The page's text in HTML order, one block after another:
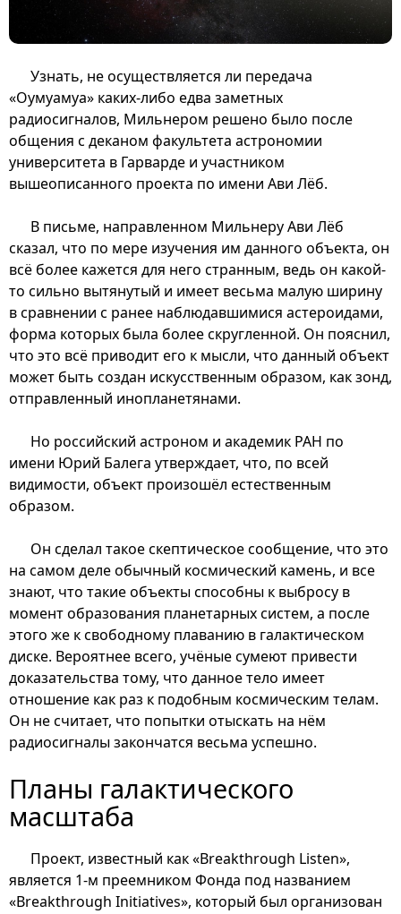
Узнать, не осуществляется ли передача
«Оумуамуа» каких-либо едва заметных
радиосигналов, Мильнером решено было после
общения с деканом факультета астрономии
университета в Гарварде и участником
вышеописанного проекта по имени Ави Лёб.
В письме, направленном Мильнеру Ави Лёб
сказал, что по мере изучения им данного объекта, он
всё более кажется для него странным, ведь он какой-
то сильно вытянутый и имеет весьма малую ширину
в сравнении с ранее наблюдавшимися астероидами,
форма которых была более скругленной. Он пояснил,
что это всё приводит его к мысли, что данный объект
может быть создан искусственным образом, как зонд,
отправленный инопланетянами.
Но российский астроном и академик РАН по
имени Юрий Балега утверждает, что, по всей
видимости, объект произошёл естественным
образом.
Он сделал такое скептическое сообщение, что это
на самом деле обычный космический камень, и все
знают, что такие объекты способны к выбросу в
момент образования планетарных систем, а после
этого же к свободному плаванию в галактическом
диске. Вероятнее всего, учёные сумеют привести
доказательства тому, что данное тело имеет
отношение как раз к подобным космическим телам.
Он не считает, что попытки отыскать на нём
радиосигналы закончатся весьма успешно.
Планы галактического
масштаба
Проект, известный как «Breakthrough Listen»,
является 1-м преемником Фонда под названием
«Breakthrough Initiatives», который был организован